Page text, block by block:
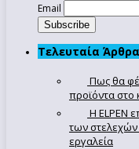
Email
Τελευταία Άρθρα
Πως θα
προϊόντα στο
Η ELPEN
των στελεχών
εργαλεία